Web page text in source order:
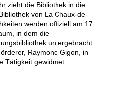
zieht die Bibliothek in die
von La Chaux-de-
werden offiziell am 17.
in dem die
untergebracht
Raymond Gigon, in
Tätigkeit gewidmet.